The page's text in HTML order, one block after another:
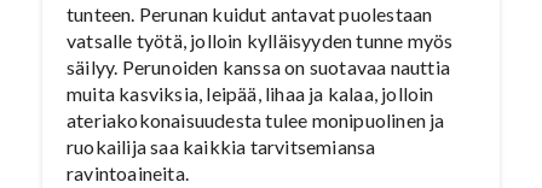
tunteen. Perunan kuidut antavat puolestaan
vatsalle työtä, jolloin kylläisyyden tunne myös
säilyy. Perunoiden kanssa on suotavaa nauttia
muita kasviksia, leipää, lihaa ja kalaa, jolloin
ateriakokonaisuudesta tulee monipuolinen ja
ruokailija saa kaikkia tarvitsemiansa
ravintoaineita.